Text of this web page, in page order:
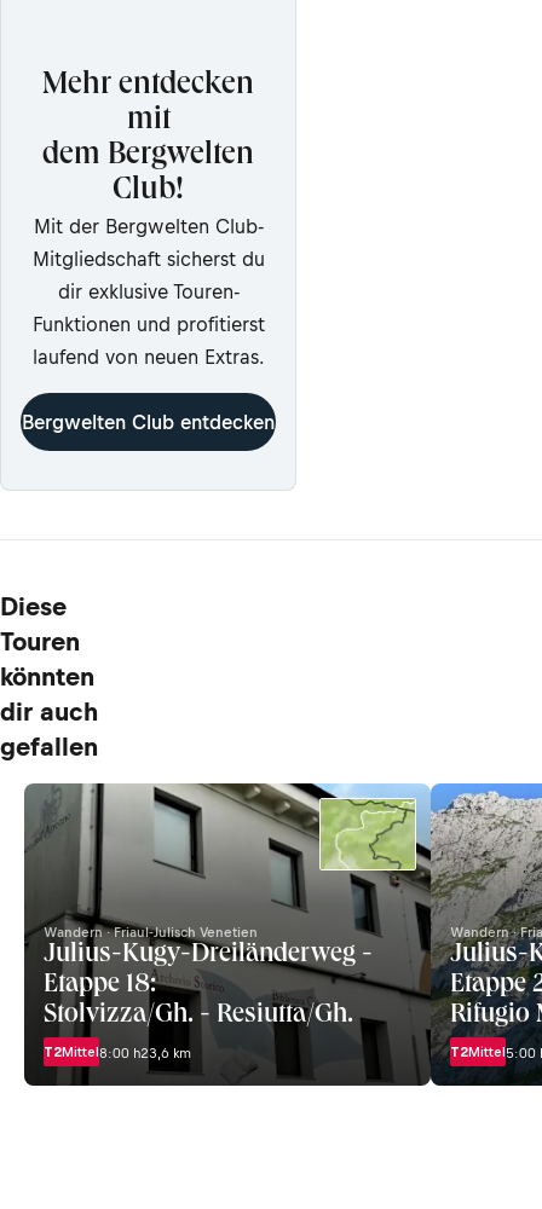
Mehr entdecken
mit
dem Bergwelten
Club!
Mit der Bergwelten Club-
Mitgliedschaft sicherst du
dir exklusive Touren-
Funktionen und profitierst
laufend von neuen Extras.
Bergwelten Club entdecken
Diese
Touren
könnten
dir auch
gefallen
Wandern · Friaul-Julisch Venetien
Julius-Kugy-Dreiländerweg -
Etappe 18:
Stolvizza/Gh. - Resiutta/Gh.
T2Mittel8:00 h23,6 km
Wandern ·
Julius-
Etappe
Rifugio
T2Mittel5:00